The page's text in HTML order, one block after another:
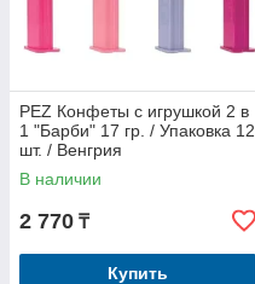
PEZ Конфеты с игрушкой 2 в
1 "Барби" 17 гр. / Упаковка 12
шт. / Венгрия
В наличии
2 770 ₸
Купить